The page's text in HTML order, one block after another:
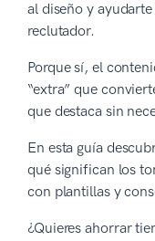
al diseño y
reclutador.
Porque sí, el
“extra” que
que destaca sin
En esta guía
qué significan los
con plantillas y
¿Quieres ahorrar